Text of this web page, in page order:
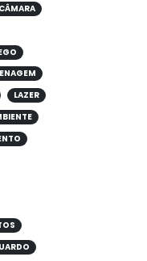
CÂMARA
LAZER